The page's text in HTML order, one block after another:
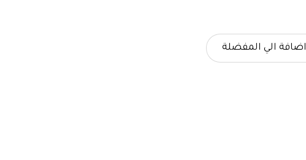
اضافة الي المفضلة